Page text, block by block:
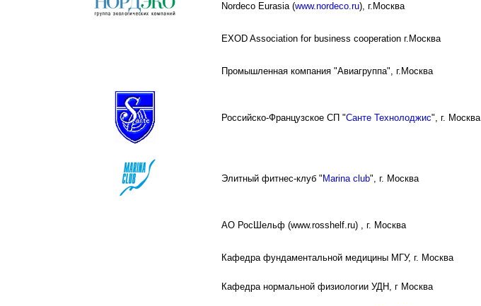
Nordeco Eurasia (www.nordeco.ru), г.Москва
EXOD Association for business cooperation г.Москва
Промышленная компания "Авиагруппа", г.Москва
Российско-Французское СП "Санте Технолоджис", г. Москва
Элитный фитнес-клуб " Marina club", г. Москва
AO РосШельф (www.rosshelf.ru) , г. Москва
Кафедра фундаментальной медицины МГУ, г. Москва
Кафедра нормальной физиологии УДН, г Москва